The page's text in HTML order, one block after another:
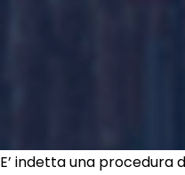
E’ indetta una procedura